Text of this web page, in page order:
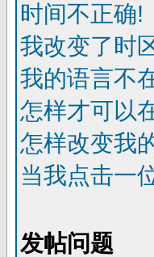
时间不正确!
我改变了时
我的语言不
怎样才可以
怎样改变我
当我点击一
发帖问题